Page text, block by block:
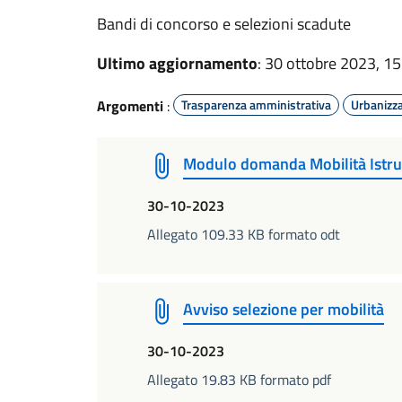
Bandi di concorso e selezioni scadute
Ultimo aggiornamento: 30 ottobre 2023,
Argomenti : Trasparenza amministrativa
Modulo domanda Mobilità
30-10-2023
Allegato 109.33 KB formato odt
Avviso selezione per mobilità
30-10-2023
Allegato 19.83 KB formato pdf